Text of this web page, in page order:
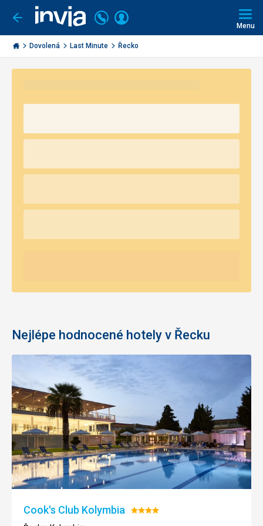
Jít
zpět
Invia.cz
Volejte
226
000
290
Přihlásit
Menu
Dovolená Last Minute Řecko
Nejlépe hodnocené hotely v Řecku
Cook'​s Club Kolymbia Hodnocení: